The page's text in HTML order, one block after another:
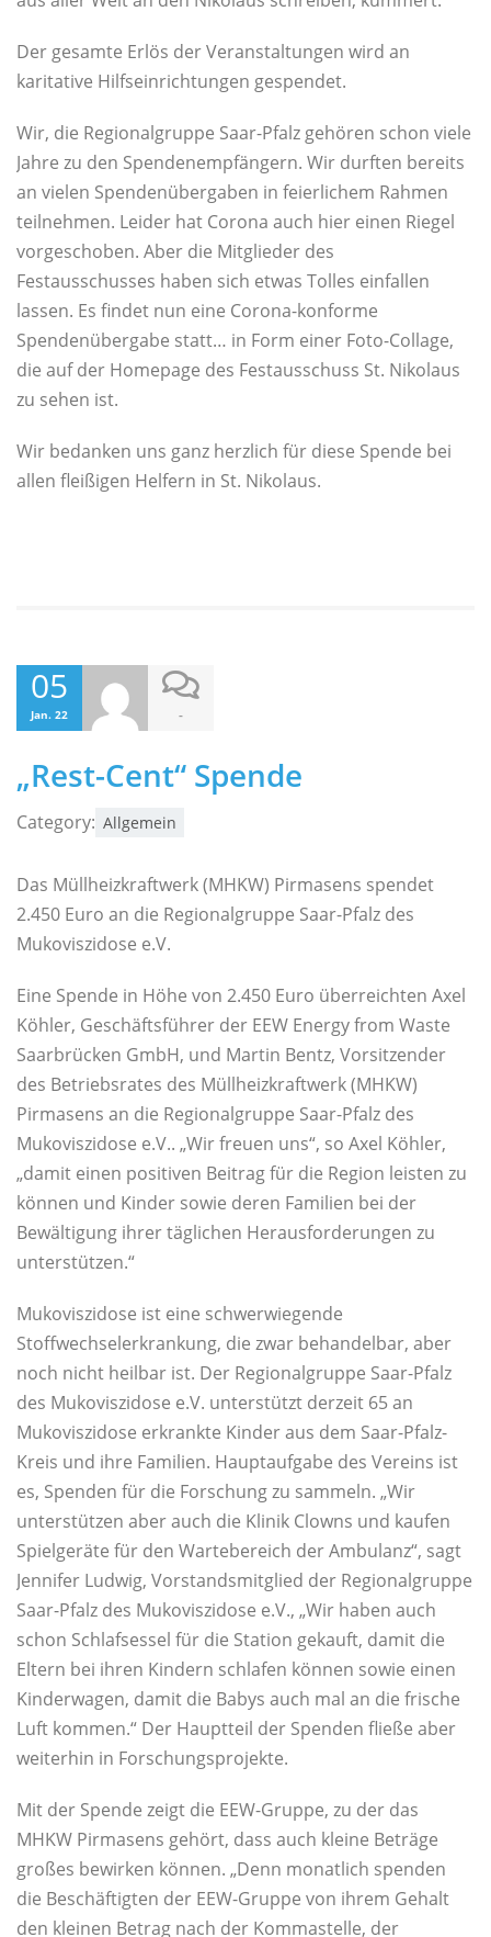
Der gesamte Erlös der Veranstaltungen wird an
karitative Hilfseinrichtungen gespendet.
Wir, die Regionalgruppe Saar-Pfalz gehören schon viele
Jahre zu den Spendenempfängern. Wir durften bereits
an vielen Spendenübergaben in feierlichem Rahmen
teilnehmen. Leider hat Corona auch hier einen Riegel
vorgeschoben. Aber die Mitglieder des
Festausschusses haben sich etwas Tolles einfallen
lassen. Es findet nun eine Corona-konforme
Spendenübergabe statt… in Form einer Foto-Collage,
die auf der Homepage des Festausschuss St. Nikolaus
zu sehen ist.
Wir bedanken uns ganz herzlich für diese Spende bei
allen fleißigen Helfern in St. Nikolaus.
05
Jan. 22 -
„Rest-Cent“ Spende
Category: Allgemein
Das Müllheizkraftwerk (MHKW) Pirmasens spendet
2.450 Euro an die Regionalgruppe Saar-Pfalz des
Mukoviszidose e.V.
Eine Spende in Höhe von 2.450 Euro überreichten Axel
Köhler, Geschäftsführer der EEW Energy from Waste
Saarbrücken GmbH, und Martin Bentz, Vorsitzender
des Betriebsrates des Müllheizkraftwerk (MHKW)
Pirmasens an die Regionalgruppe Saar-Pfalz des
Mukoviszidose e.V.. „Wir freuen uns“, so Axel Köhler,
„damit einen positiven Beitrag für die Region leisten zu
können und Kinder sowie deren Familien bei der
Bewältigung ihrer täglichen Herausforderungen zu
unterstützen.“
Mukoviszidose ist eine schwerwiegende
Stoffwechselerkrankung, die zwar behandelbar, aber
noch nicht heilbar ist. Der Regionalgruppe Saar-Pfalz
des Mukoviszidose e.V. unterstützt derzeit 65 an
Mukoviszidose erkrankte Kinder aus dem Saar-Pfalz-
Kreis und ihre Familien. Hauptaufgabe des Vereins ist
es, Spenden für die Forschung zu sammeln. „Wir
unterstützen aber auch die Klinik Clowns und kaufen
Spielgeräte für den Wartebereich der Ambulanz“, sagt
Jennifer Ludwig, Vorstandsmitglied der Regionalgruppe
Saar-Pfalz des Mukoviszidose e.V., „Wir haben auch
schon Schlafsessel für die Station gekauft, damit die
Eltern bei ihren Kindern schlafen können sowie einen
Kinderwagen, damit die Babys auch mal an die frische
Luft kommen.“ Der Hauptteil der Spenden fließe aber
weiterhin in Forschungsprojekte.
Mit der Spende zeigt die EEW-Gruppe, zu der das
MHKW Pirmasens gehört, dass auch kleine Beträge
großes bewirken können. „Denn monatlich spenden
die Beschäftigten der EEW-Gruppe von ihrem Gehalt
den kleinen Betrag nach der Kommastelle, der